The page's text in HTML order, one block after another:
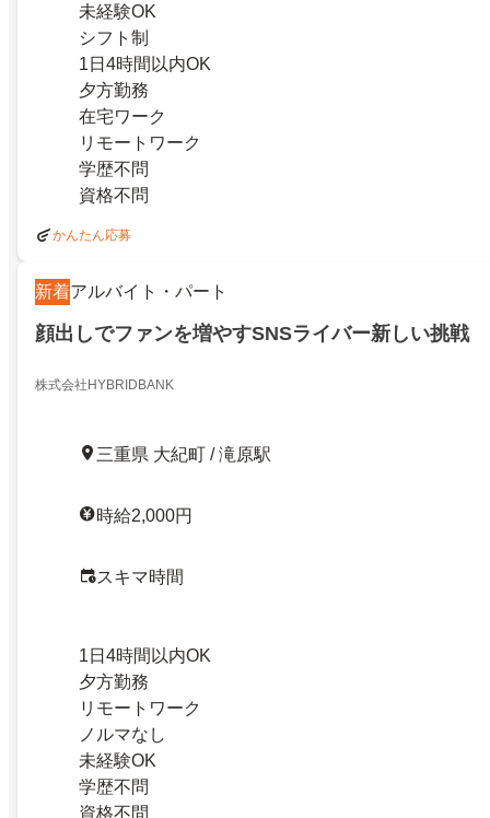
未経験OK
シフト制
1日4時間以内OK
夕方勤務
在宅ワーク
リモートワーク
学歴不問
資格不問
かんたん応募
新着アルバイト・パート
顔出しでファンを増やすSNSライバー新しい挑戦
株式会社HYBRIDBANK
三重県 大紀町 / 滝原駅
時給2,000円
スキマ時間
1日4時間以内OK
夕方勤務
リモートワーク
ノルマなし
未経験OK
学歴不問
資格不問